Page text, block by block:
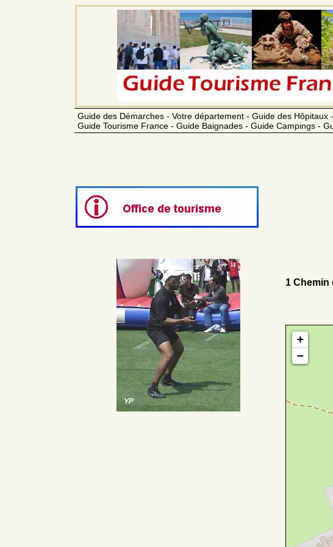
Guide des Démarches - Votre département - Guide des
Guide Tourisme France - Guide Baignades - Guide Campings -
1 Chemin
+
−